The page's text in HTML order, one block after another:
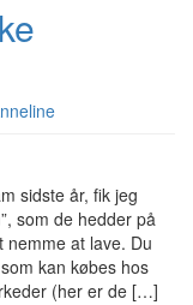
sidste år, fik jeg
som de hedder på
nemme at lave. Du
kan købes hos
(her er de […]